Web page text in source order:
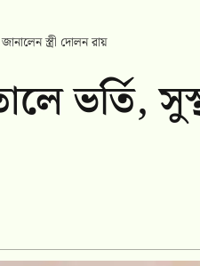
স্ত্রী দোলন রায়
ভর্তি,